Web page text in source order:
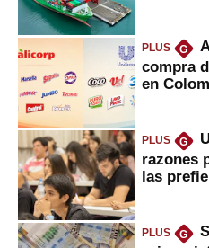
PLUS G
compra
en
PLUS G
razones
las
PLUS G